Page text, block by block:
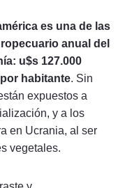
es una de las
anual del
u$s 127.000
habitante. Sin
expuestos a
y a los
en Ucrania, al ser
vegetales.